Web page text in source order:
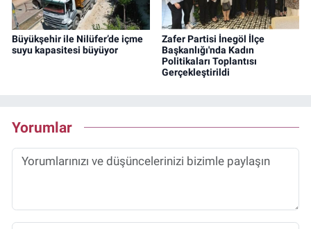
Büyükşehir ile Nilüfer’de içme
suyu kapasitesi büyüyor
Zafer Partisi İnegöl İlçe
Başkanlığı'nda Kadın
Politikaları Toplantısı
Gerçekleştirildi
Yorumlar